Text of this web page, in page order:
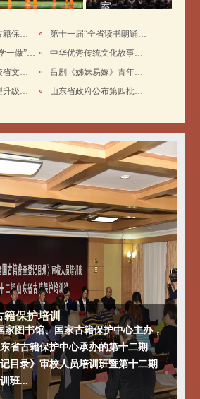
室
山东省第十二期古籍保护培训班在
第十一届“全省读书朗诵大赛”圆
省文化厅召开“两学一做”学习教
中华优秀传统文化故事会系列丛书
中共山东省委党校省文化厅分校揭
吕剧《姊妹易嫁》青年表演人才培
全省文化产业转型升级专题研讨班
山东省政府公布第四批省级非物质
学儿歌推
一国际儿童节来临之际，中华优秀传
目&mdash;&mdash;古意新曲原创
南山东书城举行。济南胜利大街小
小学200多名...